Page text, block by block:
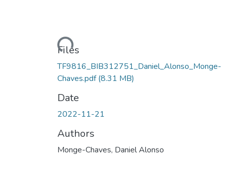
Loading...
Files
TF9816_BIB312751_Daniel_Alonso_Monge-
Chaves.pdf(8.31 MB)
Date
2022-11-21
Authors
Monge-Chaves, Daniel Alonso